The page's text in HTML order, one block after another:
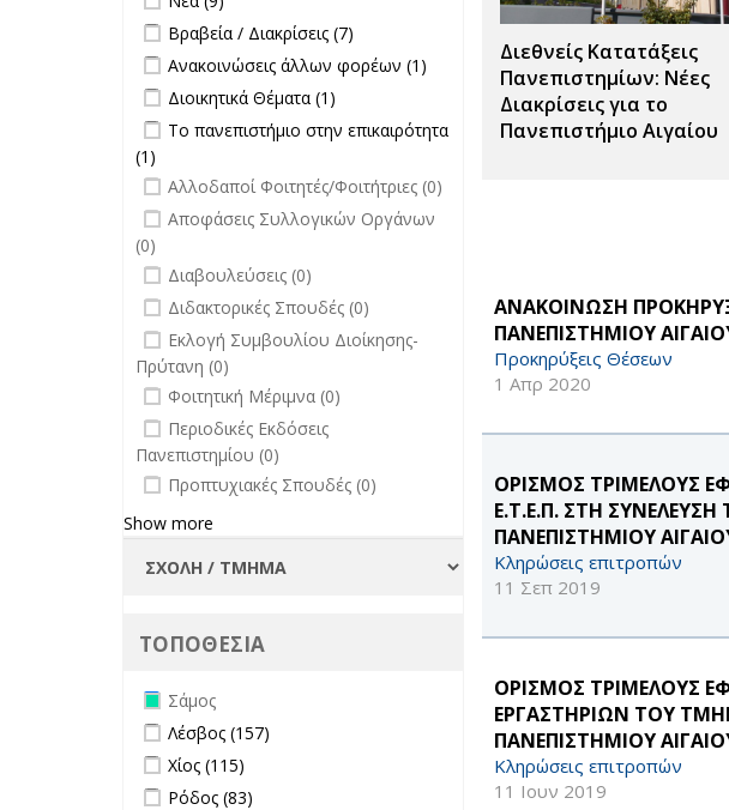
Διεθνείς Κατατάξεις
Πανεπιστημίων: Νέες
Διακρίσεις για το
Πανεπιστήμιο Αιγαίου
ΑΝΑΚΟΙΝΩΣΗ
ΠΑΝΕΠΙΣΤΗΜΙΟΥ
Προκηρύξεις Θέσεων
1 Απρ 2020
ΟΡΙΣΜΟΣ ΤΡΙΜΕΛΟΥΣ
Ε.Τ.Ε.Π. ΣΤΗ
ΠΑΝΕΠΙΣΤΗΜΙΟΥ
Κληρώσεις επιτροπών
11 Σεπ 2019
ΟΡΙΣΜΟΣ ΤΡΙΜΕΛΟΥΣ
ΕΡΓΑΣΤΗΡΙΩΝ ΤΟΥ
ΠΑΝΕΠΙΣΤΗΜΙΟΥ
Κληρώσεις επιτροπών
11 Ιουν 2019
Σπουδές filter
Apply Βραβεία / Διακρίσεις filter
Βραβεία / Διακρίσεις (7)
Διακρίσεις
Apply Ανακοινώσεις άλλων φορέων
filter
Ανακοινώσεις άλλων φορέων (1)
Ανακοινώσεις
φορέων filter
Apply Διοικητικά Θέματα filter
Διοικητικά Θέματα (1)
Apply Το πανεπιστήμιο στην
επικαιρότητα filter
Το πανεπιστήμιο στην επικαιρότητα
(1)
επικαιρότητα filter
undefined
Αλλοδαποί Φοιτητές/Φοιτήτριες (0)
undefined
Αποφάσεις Συλλογικών Οργάνων
(0)
undefined
Διαβουλεύσεις (0)
undefined
Διδακτορικές Σπουδές (0)
undefined
Εκλογή Συμβουλίου Διοίκησης-
Πρύτανη (0)
undefined
Φοιτητική Μέριμνα (0)
undefined
Περιοδικές Εκδόσεις
Πανεπιστημίου (0)
undefined
Προπτυχιακές Σπουδές (0)
Show more
ΤΟΠΟΘΕΣΙΑ
Remove Σάμος filter
Σάμος
Apply Λέσβος filter
Λέσβος (157)
Apply Χίος filter
Χίος (115)
Apply Ρόδος filter
Ρόδος (83)